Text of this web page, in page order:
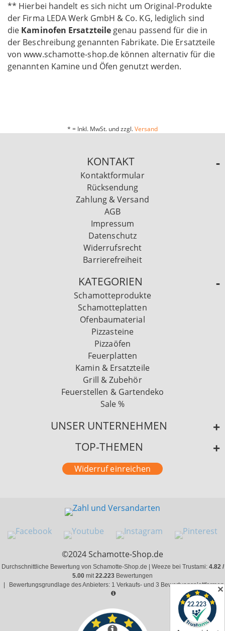
** Hierbei handelt es sich nicht um Original-Produkte
der Firma LEDA Werk GmbH & Co. KG, lediglich sind
die Kaminofen Ersatzteile genau passend für die in
der Beschreibung genannten Fabrikate. Die Ersatzteile
von www.schamotte-shop.de können alternativ für die
genannten Kamine und Öfen genutzt werden.
* = Inkl. MwSt. und zzgl.Versand
KONTAKT
Kontaktformular
Rücksendung
Zahlung & Versand
AGB
Impressum
Datenschutz
Widerrufsrecht
Barrierefreiheit
KATEGORIEN
Schamotteprodukte
Schamotteplatten
Ofenbaumaterial
Pizzasteine
Pizzaöfen
Feuerplatten
Kamin & Ersatzteile
Grill & Zubehör
Feuerstellen & Gartendeko
Sale %
UNSER UNTERNEHMEN
TOP-THEMEN
Widerruf einreichen
©2024 Schamotte-Shop.de
Durchschnittliche Bewertung von Schamotte-Shop.de | Weeze bei Trustami: 4.82 /
5.00 mit22.223 Bewertungen
Bewertungsgrundlage des Anbieters: 1 Verkaufs- und 3 Bewertungsplattformen
✕